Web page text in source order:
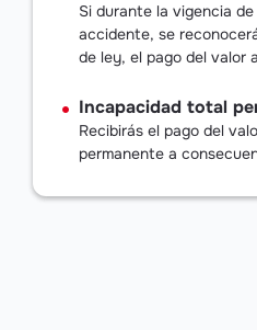
Si durante la vigencia
accidente, se
de ley, el pago del valor
Incapacidad total
Recibirás el pago del
permanente a